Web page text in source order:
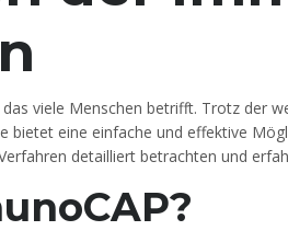
viele Menschen betrifft. Trotz der
bietet eine einfache und effektive
detailliert betrachten und